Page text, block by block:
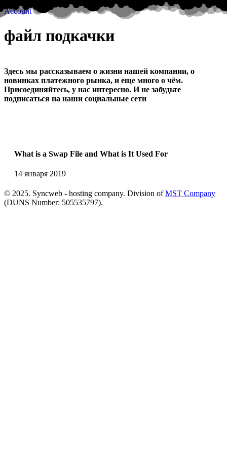
Account
файл подкачки
Здесь мы рассказываем о жизни нашей компании, о
новинках платежного рынка, и еще много о чём.
Присоединяйтесь, у нас интересно. И не забудьте
подписаться на наши социальные сети
What is a Swap File and What is It Used For
14 января 2019
© 2025. Syncweb - hosting company. Division ofMST Company
(DUNS Number: 505535797).